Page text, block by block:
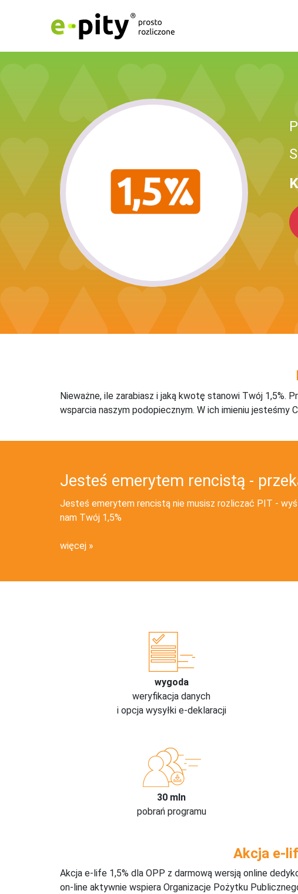
Nieważne, ile zarabiasz i jaką kwotę stanowi Twój 1,5%.
wsparcia naszym podopiecznym. W ich imieniu jesteśmy
Jesteś emerytem rencistą -
Jesteś emerytem rencistą nie musisz rozliczać PIT -
nam Twój 1,5%
więcej
wygoda
weryfikacja danych
i opcja wysyłki e-deklaracji
30 mln
pobrań programu
Akcja e-
Akcja e-life 1,5% dla OPP z darmową wersją online
on-line aktywnie wspiera Organizacje Pożytku